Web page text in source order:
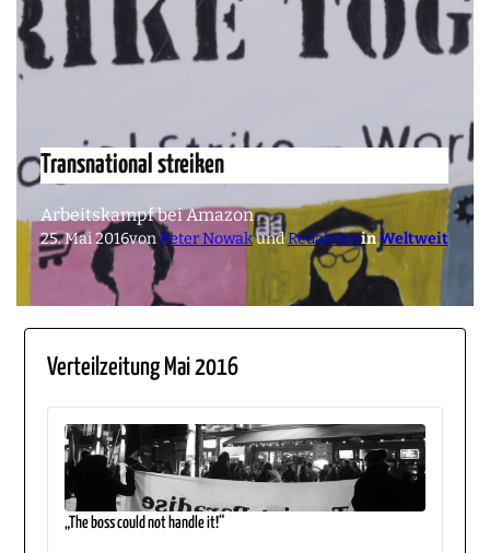
Transnational streiken
Arbeitskampf bei Amazon
25. Mai 2016vonPeter NowakundRedaktioninWeltweit
Verteilzeitung Mai 2016
„The boss could not handle it!“